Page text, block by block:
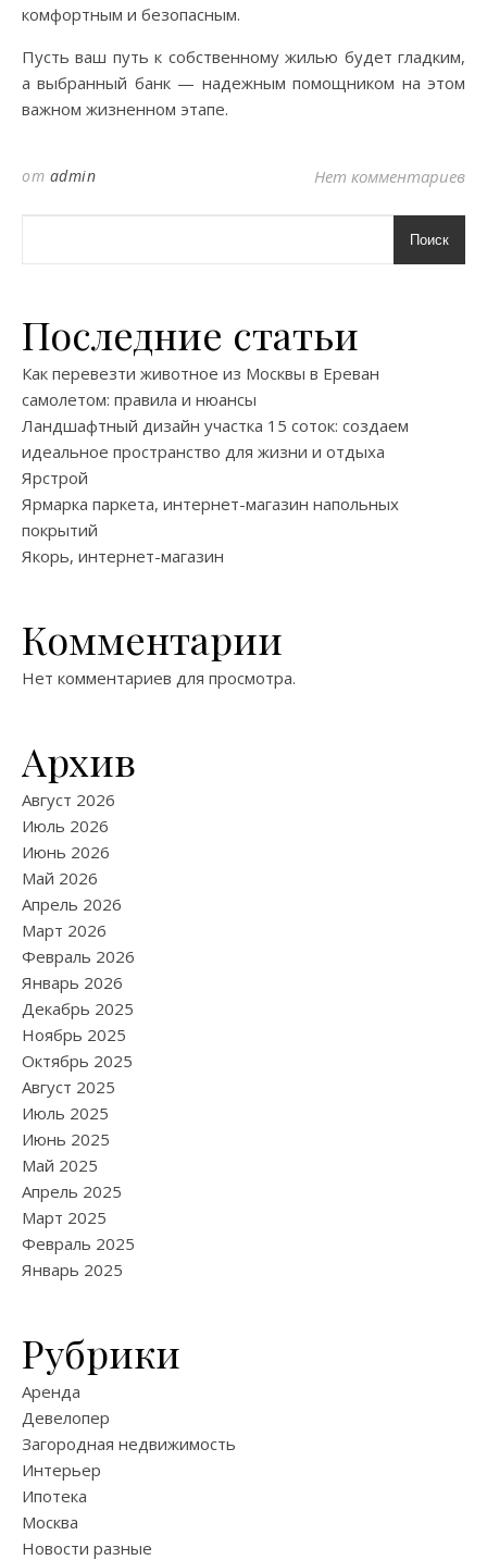
комфортным и безопасным.
Пусть ваш путь к собственному жилью будет гладким,
а выбранный банк — надежным помощником на этом
важном жизненном этапе.
от admin Нет комментариев
Поиск
Последние статьи
Как перевезти животное из Москвы в Ереван
самолетом: правила и нюансы
Ландшафтный дизайн участка 15 соток: создаем
идеальное пространство для жизни и отдыха
Ярстрой
Ярмарка паркета, интернет-магазин напольных
покрытий
Якорь, интернет-магазин
Комментарии
Нет комментариев для просмотра.
Архив
Август 2026
Июль 2026
Июнь 2026
Май 2026
Апрель 2026
Март 2026
Февраль 2026
Январь 2026
Декабрь 2025
Ноябрь 2025
Октябрь 2025
Август 2025
Июль 2025
Июнь 2025
Май 2025
Апрель 2025
Март 2025
Февраль 2025
Январь 2025
Рубрики
Аренда
Девелопер
Загородная недвижимость
Интерьер
Ипотека
Москва
Новости разные